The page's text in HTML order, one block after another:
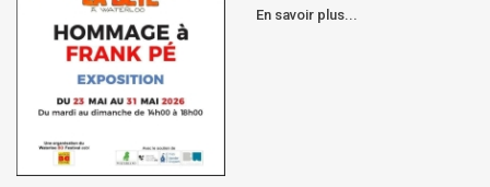
En savoir plus...